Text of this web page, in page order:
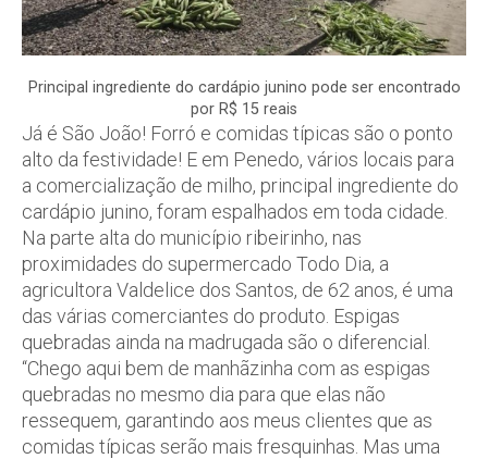
Principal ingrediente do cardápio junino pode ser encontrado
por R$ 15 reais
Já é São João! Forró e comidas típicas são o ponto
alto da festividade! E em Penedo, vários locais para
a comercialização de milho, principal ingrediente do
cardápio junino, foram espalhados em toda cidade.
Na parte alta do município ribeirinho, nas
proximidades do supermercado Todo Dia, a
agricultora Valdelice dos Santos, de 62 anos, é uma
das várias comerciantes do produto. Espigas
quebradas ainda na madrugada são o diferencial.
“Chego aqui bem de manhãzinha com as espigas
quebradas no mesmo dia para que elas não
ressequem, garantindo aos meus clientes que as
comidas típicas serão mais fresquinhas. Mas uma